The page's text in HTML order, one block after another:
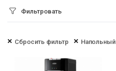
Фильтровать
Сбросить фильтр Напольный